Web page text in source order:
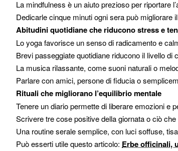
La mindfulness è un aiuto prezioso per riportare
Dedicarle cinque minuti ogni sera può migliorare
Abitudini quotidiane che riducono stress e
Lo yoga favorisce un senso di radicamento e
Brevi passeggiate quotidiane riducono il livello
La musica rilassante, come suoni naturali o
Parlare con amici, persone di fiducia o
Rituali che migliorano l’equilibrio mentale
Tenere un diario permette di liberare emozioni e
Scrivere tre cose positive della giornata o ciò
Una routine serale semplice, con luci soffuse,
Può esserti utile questo articolo: Erbe officinali,